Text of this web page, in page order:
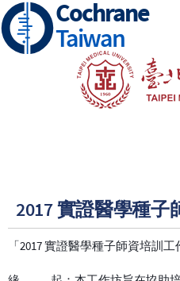
Skip
to
main
Cochrane
Taiwan
2017 實證醫學種子
「2017 實證醫學種子師資培訓